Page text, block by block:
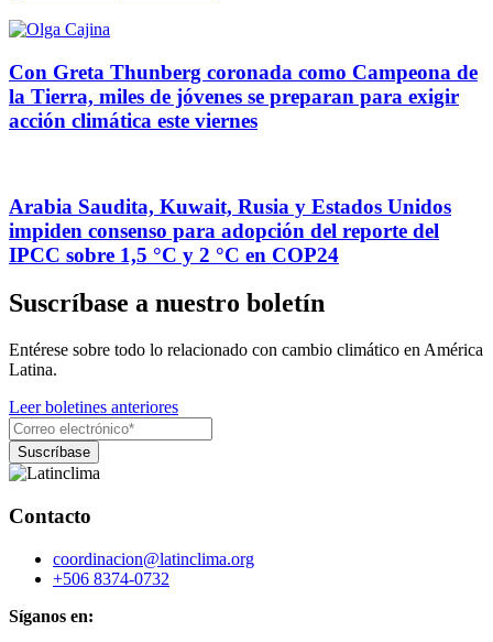
Con Greta Thunberg coronada como Campeona de
la Tierra, miles de jóvenes se preparan para exigir
acción climática este viernes
Arabia Saudita, Kuwait, Rusia y Estados Unidos
impiden consenso para adopción del reporte del
IPCC sobre 1,5 °C y 2 °C en COP24
Suscríbase a nuestro boletín
Entérese sobre todo lo relacionado con cambio climático en América
Latina.
Leer boletines anteriores
Contacto
coordinacion@latinclima.org
+506 8374-0732
Síganos en: